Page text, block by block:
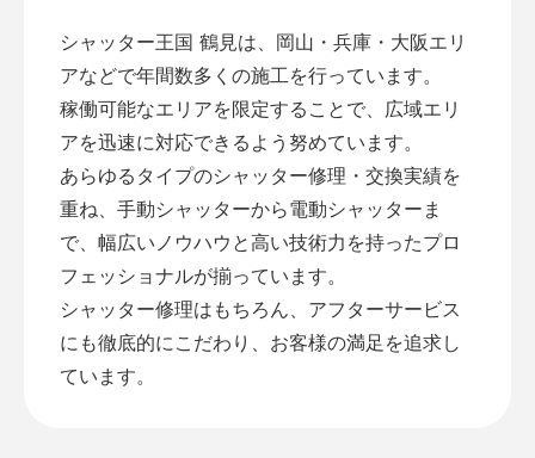
シャッター王国 鶴見は、岡山・兵庫・大阪エリ
アなどで年間数多くの施工を行っています。
稼働可能なエリアを限定することで、広域エリ
アを迅速に対応できるよう努めています。
あらゆるタイプのシャッター修理・交換実績を
重ね、手動シャッターから電動シャッターま
で、幅広いノウハウと高い技術力を持ったプロ
フェッショナルが揃っています。
シャッター修理はもちろん、アフターサービス
にも徹底的にこだわり、お客様の満足を追求し
ています。